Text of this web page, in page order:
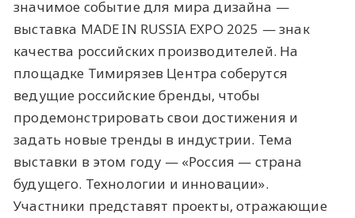
значимое событие для мира дизайна —
выставка MADE IN RUSSIA EXPO 2025 — знак
качества российских производителей. На
площадке Тимирязев Центра соберутся
ведущие российские бренды, чтобы
продемонстрировать свои достижения и
задать новые тренды в индустрии. Тема
выставки в этом году — «Россия — страна
будущего. Технологии и инновации».
Участники представят проекты, отражающие